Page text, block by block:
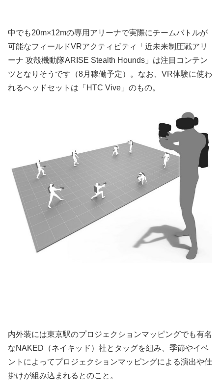
中でも20m×12mの専用アリーナで実際にチームバトルが
可能なフィールドVRアクティビティ「近未来制圧戦アリ
ーナ 攻殻機動隊ARISE Stealth Hounds」は注目コンテン
ツとなりそうです（8月稼働予定）。なお、VR体験に使わ
れるヘッドセットは「HTC Vive」のもの。
内外装には東京駅のプロジェクションマッピングでも有名
なNAKED（ネイキッド）社とタッグを組み、季節やイベ
ントによってプロジェクションマッピングによる演出や仕
掛けが組み込まれるとのこと。